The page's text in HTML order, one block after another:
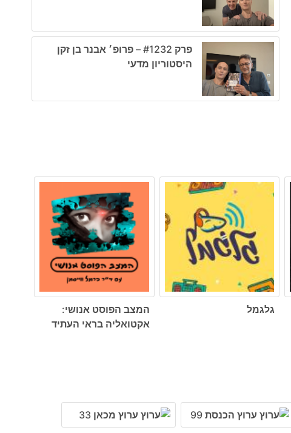
פרק #1232 – פרופ׳ אבנר בן זקן
היסטוריון מדעי
גלגמל
המצב הפוסט אנושי:
אקטואליה בראי העתיד